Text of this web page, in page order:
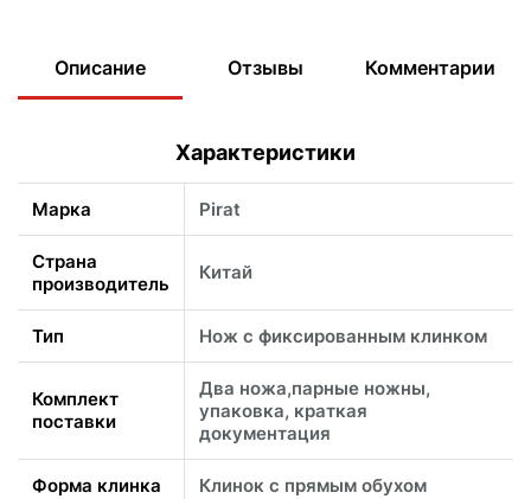
Описание Отзывы Комментарии
Характеристики
Марка Pirat
Страна
производитель
Китай
Тип Нож с фиксированным клинком
Комплект
поставки
Два ножа,парные ножны,
упаковка, краткая
документация
Форма клинка Клинок с прямым обухом